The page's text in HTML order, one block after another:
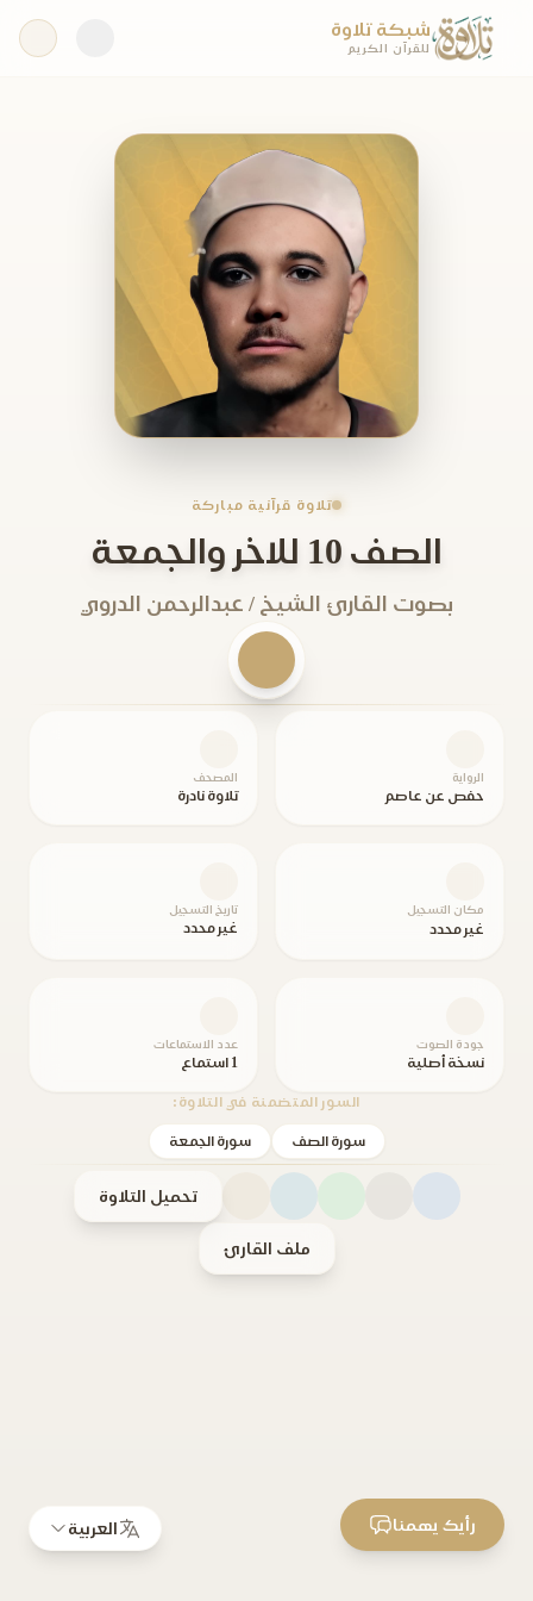
شبكة تلاوة
للقرآن الكريم
تلاوة قرآنية مباركة
الصف 10 للاخر والجمعة
بصوت القارئ الشيخ / عبدالرحمن الدروي
الرواية
حفص عن عاصم
المصحف
تلاوة نادرة
مكان التسجيل
غير محدد
تاريخ التسجيل
غير محدد
جودة الصوت
نسخة أصلية
عدد الاستماعات
1 استماع
السور المتضمنة في التلاوة:
سورة الصف سورة الجمعة
تحميل التلاوة
ملف القارئ
العربية رأيك يهمنا